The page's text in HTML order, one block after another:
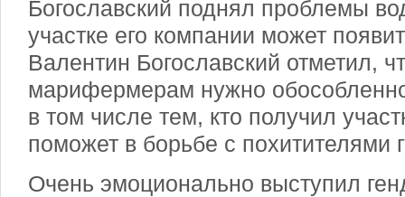
Богославский поднял проблемы
участке его компании может
Валентин Богославский отметил,
марифермерам нужно
в том числе тем, кто получил
поможет в борьбе с похитителями
Очень эмоционально выступил